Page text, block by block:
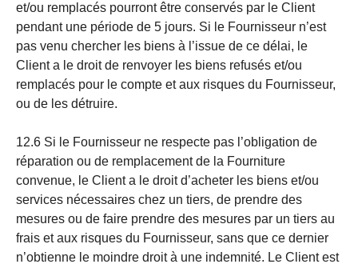
et/ou remplacés pourront être conservés par le Client
pendant une période de 5 jours. Si le Fournisseur n’est
pas venu chercher les biens à l’issue de ce délai, le
Client a le droit de renvoyer les biens refusés et/ou
remplacés pour le compte et aux risques du Fournisseur,
ou de les détruire.
12.6 Si le Fournisseur ne respecte pas l’obligation de
réparation ou de remplacement de la Fourniture
convenue, le Client a le droit d’acheter les biens et/ou
services nécessaires chez un tiers, de prendre des
mesures ou de faire prendre des mesures par un tiers au
frais et aux risques du Fournisseur, sans que ce dernier
n’obtienne le moindre droit à une indemnité. Le Client est